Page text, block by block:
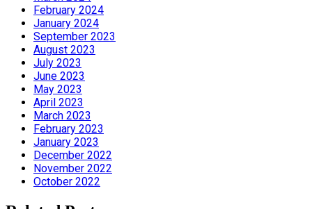
February 2024
January 2024
September 2023
August 2023
July 2023
June 2023
May 2023
April 2023
March 2023
February 2023
January 2023
December 2022
November 2022
October 2022